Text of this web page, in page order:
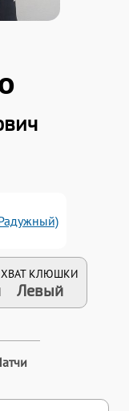
ХВАТ КЛЮШКИ
Левый